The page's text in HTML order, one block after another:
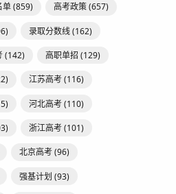
单(859) 高考政策(657)
录取分数线(162)
(142) 高职单招(129)
江苏高考(116)
河北高考(110)
浙江高考(101)
北京高考(96)
强基计划(93)